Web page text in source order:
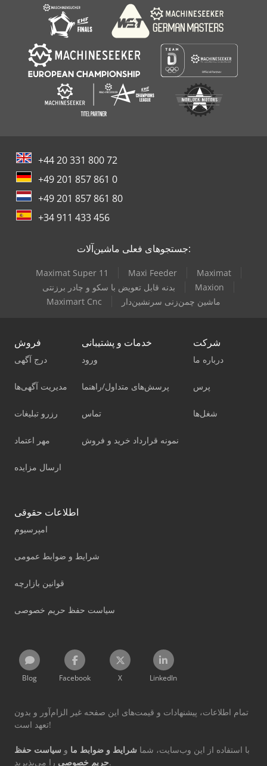
+44 20 331 800 72
+49 201 857 861 0
+49 201 857 861 80
+34 911 433 456
جستجوهای فعلی ماشین‌آلات:
Maximat Super 11 Maxi Feeder
Maximat
بدنه قابل تعویض با سکو و چادر برزنتی
Maxion
Maximart Cnc
ماشین چمن‌زنی سرنشین‌دار
فروش
درج آگهی
مدیریت آگهی‌ها
رزرو تبلیغات
مهر اعتماد
ارسال مزایده
خدمات و پشتیبانی
ورود
پرسش‌های متداول/راهنما
تماس
نمونه قرارداد خرید و فروش
شرکت
درباره ما
پرس
شغل‌ها
اطلاعات حقوقی
امپرسیوم
شرایط و ضوابط عمومی
قوانین بازارچه
سیاست حفظ حریم خصوصی
Blog Facebook X LinkedIn
تمام اطلاعات، پیشنهادات و قیمت‌های این صفحه غیر الزام‌آور و بدون
تعهد است!
با استفاده از این وب‌سایت، شما شرایط و ضوابط ما و سیاست حفظ
حریم خصوصیرا می‌پذیرید.